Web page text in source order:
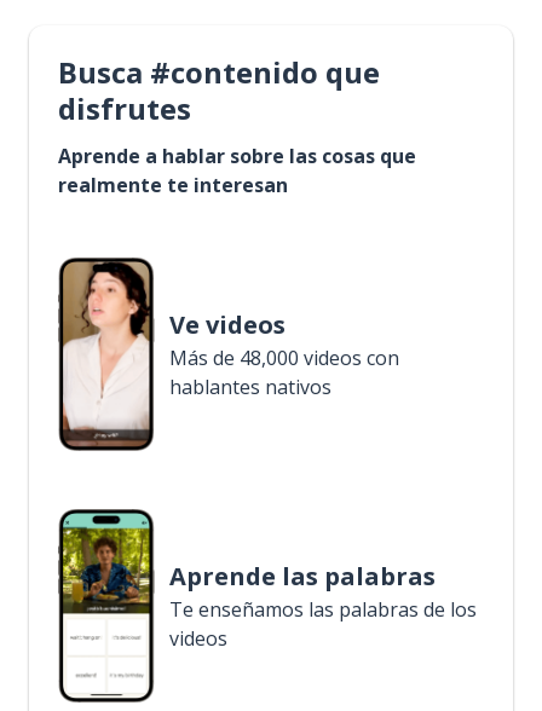
Busca #contenido que
disfrutes
Aprende a hablar sobre las cosas que
realmente te interesan
Ve videos
Más de 48,000 videos con
hablantes nativos
Aprende las palabras
Te enseñamos las palabras de los
videos